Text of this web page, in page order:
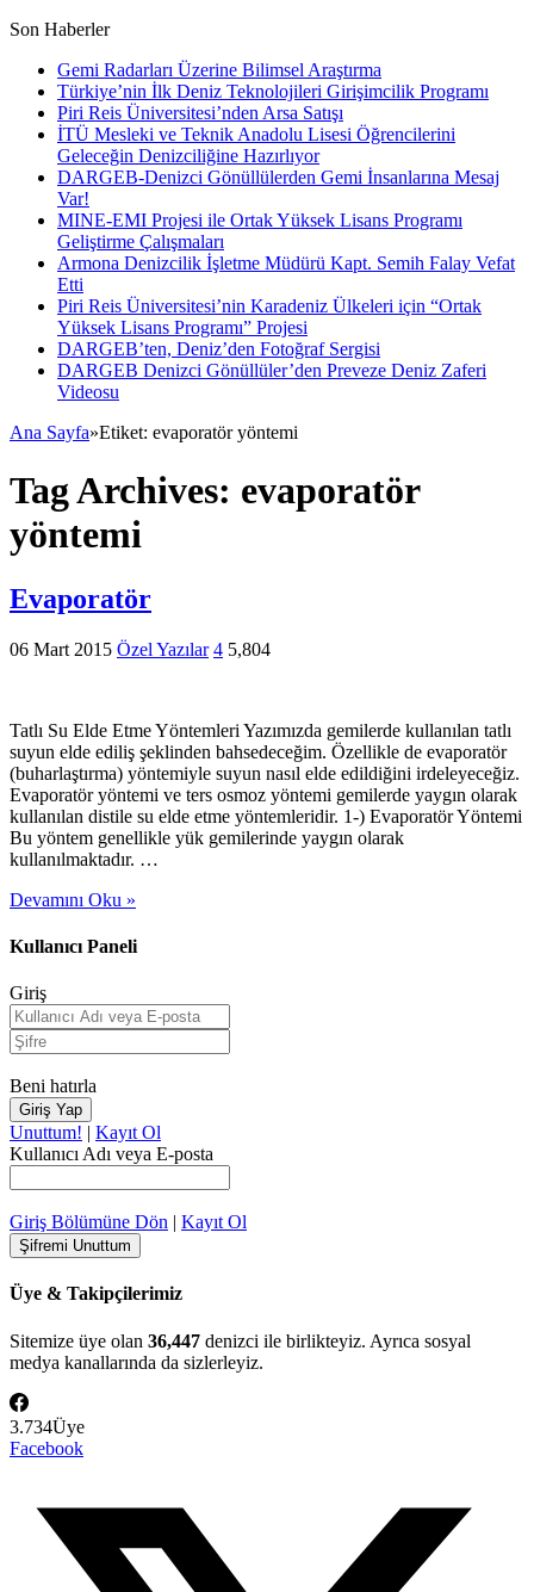
Son Haberler
Gemi Radarları Üzerine Bilimsel Araştırma
Türkiye’nin İlk Deniz Teknolojileri Girişimcilik Programı
Piri Reis Üniversitesi’nden Arsa Satışı
İTÜ Mesleki ve Teknik Anadolu Lisesi Öğrencilerini
Geleceğin Denizciliğine Hazırlıyor
DARGEB-Denizci Gönüllülerden Gemi İnsanlarına Mesaj
Var!
MINE-EMI Projesi ile Ortak Yüksek Lisans Programı
Geliştirme Çalışmaları
Armona Denizcilik İşletme Müdürü Kapt. Semih Falay Vefat
Etti
Piri Reis Üniversitesi’nin Karadeniz Ülkeleri için “Ortak
Yüksek Lisans Programı” Projesi
DARGEB’ten, Deniz’den Fotoğraf Sergisi
DARGEB Denizci Gönüllüler’den Preveze Deniz Zaferi
Videosu
Ana Sayfa»Etiket: evaporatör yöntemi
Tag Archives: evaporatör
yöntemi
Evaporatör
06 Mart 2015 Özel Yazılar 4 5,804
Tatlı Su Elde Etme Yöntemleri Yazımızda gemilerde kullanılan tatlı
suyun elde ediliş şeklinden bahsedeceğim. Özellikle de evaporatör
(buharlaştırma) yöntemiyle suyun nasıl elde edildiğini irdeleyeceğiz.
Evaporatör yöntemi ve ters osmoz yöntemi gemilerde yaygın olarak
kullanılan distile su elde etme yöntemleridir. 1-) Evaporatör Yöntemi
Bu yöntem genellikle yük gemilerinde yaygın olarak
kullanılmaktadır. …
Devamını Oku »
Kullanıcı Paneli
Giriş
Beni hatırla
Unuttum! | Kayıt Ol
Kullanıcı Adı veya E-posta
Giriş Bölümüne Dön | Kayıt Ol
Üye & Takipçilerimiz
Sitemize üye olan 36,447 denizci ile birlikteyiz. Ayrıca sosyal
medya kanallarında da sizlerleyiz.
3.734Üye
Facebook